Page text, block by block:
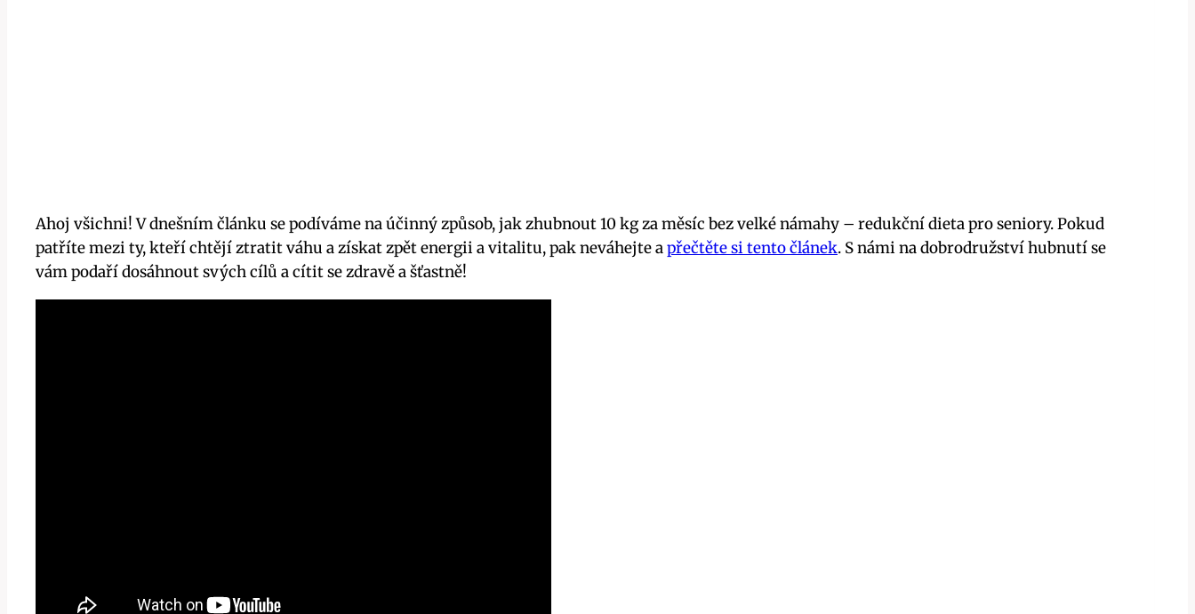
Ahoj všichni! V dnešním článku se podíváme na účinný způsob, jak zhubnout 10 kg za měsíc bez velké námahy – redukční dieta pro seniory. Pokud
patříte mezi ty, kteří chtějí ztratit váhu a získat zpět energii a vitalitu, pak neváhejte apřečtěte si tento článek. S námi na dobrodružství hubnutí se
vám podaří dosáhnout svých cílů a cítit se zdravě a šťastně!